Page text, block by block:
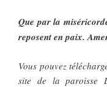
Que par la
reposent en paix.
Vous pouvez
site de la paroisse